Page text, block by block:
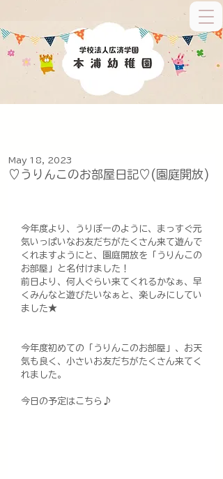
♡うりんこのお部屋日記♡(園庭開放)
May 18, 2023
今年度より、うりぼーのように、まっすぐ元
気いっぱいなお友だちがたくさん来て遊んで
くれますようにと、園庭開放を「うりんこの
お部屋」と名付けました！
前日より、何人ぐらい来てくれるかなぁ、早
くみんなと遊びたいなぁと、楽しみにしてい
ました★
今年度初めての「うりんこのお部屋」、お天
気も良く、小さいお友だちがたくさん来てく
れました。
今日の予定はこちら♪